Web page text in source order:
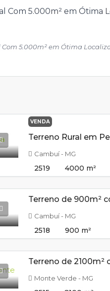
Com 5.000m² em Ótima
VENDA
Cambuí - MG
2519 4000 m²
Cambuí - MG
2518 900 m²
Monte Verde - MG